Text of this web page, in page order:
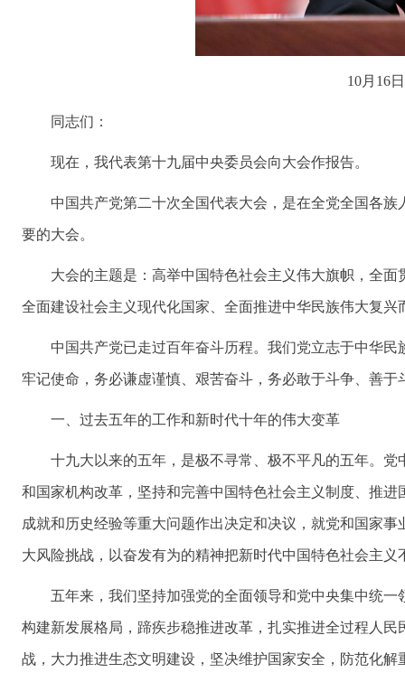
10月16
同志们：
现在，我代表第十九届中央委员会向大会作报告。
中国共产党第二十次全国代表大会，是在全党全国各
要的大会。
大会的主题是：高举中国特色社会主义伟大旗帜，全
全面建设社会主义现代化国家、全面推进中华民族伟大复兴
中国共产党已走过百年奋斗历程。我们党立志于中华
牢记使命，务必谦虚谨慎、艰苦奋斗，务必敢于斗争、善
一、过去五年的工作和新时代十年的伟大变革
十九大以来的五年，是极不寻常、极不平凡的五年。
和国家机构改革，坚持和完善中国特色社会主义制度、推
成就和历史经验等重大问题作出决定和决议，就党和国家
大风险挑战，以奋发有为的精神把新时代中国特色社会主义
五年来，我们坚持加强党的全面领导和党中央集中统
构建新发展格局，蹄疾步稳推进改革，扎实推进全过程人
战，大力推进生态文明建设，坚决维护国家安全，防范化